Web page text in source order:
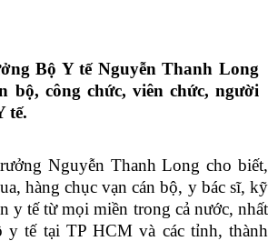
Bộ Y tế Nguyễn Thanh Long
bộ, công chức, viên chức, người
tế.
Nguyễn Thanh Long cho biết,
hàng chục vạn cán bộ, y bác sĩ, kỹ
y tế từ mọi miền trong cả nước, nhất
y tế tại TP HCM và các tỉnh, thành